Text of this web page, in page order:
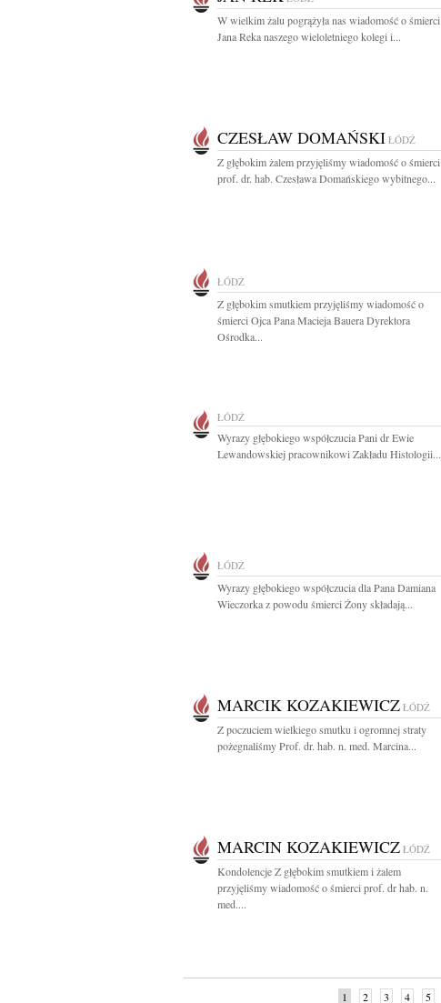
W wielkim żalu pogrążyła nas wiadomość o śmierci
Jana Reka naszego wieloletniego kolegi i...
CZESŁAW DOMAŃSKI ŁÓDŹ
Z głębokim żalem przyjęliśmy wiadomość o śmierci
prof. dr. hab. Czesława Domańskiego wybitnego...
ŁÓDŹ
Z głębokim smutkiem przyjęliśmy wiadomość o
śmierci Ojca Pana Macieja Bauera Dyrektora
Ośrodka...
ŁÓDŹ
Wyrazy głębokiego współczucia Pani dr Ewie
Lewandowskiej pracownikowi Zakładu Histologii...
ŁÓDŹ
Wyrazy głębokiego współczucia dla Pana Damiana
Wieczorka z powodu śmierci Żony składają...
MARCIK KOZAKIEWICZ ŁÓDŹ
Z poczuciem wielkiego smutku i ogromnej straty
pożegnaliśmy Prof. dr. hab. n. med. Marcina...
MARCIN KOZAKIEWICZ ŁÓDŹ
Kondolencje Z głębokim smutkiem i żalem
przyjęliśmy wiadomość o śmierci prof. dr hab. n.
med....
1 2 3 4 5